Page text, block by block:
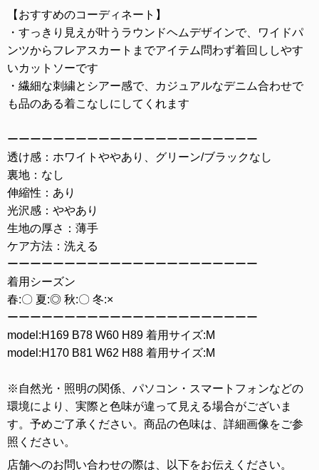
【おすすめのコーディネート】
・すっきり見えが叶うラウンドヘムデザインで、ワイドパ
ンツからフレアスカートまでアイテム問わず着回ししやす
いカットソーです
・繊細な刺繍とシアー感で、カジュアルなデニム合わせで
も品のある着こなしにしてくれます
ーーーーーーーーーーーーーーーーーーーーーー
透け感：ホワイトややあり、グリーン/ブラックなし
裏地：なし
伸縮性：あり
光沢感：ややあり
生地の厚さ：薄手
ケア方法：洗える
ーーーーーーーーーーーーーーーーーーーーーー
着用シーズン
春:〇 夏:◎ 秋:〇 冬:×
ーーーーーーーーーーーーーーーーーーーーーー
model:H169 B78 W60 H89 着用サイズ:M
model:H170 B81 W62 H88 着用サイズ:M
※自然光・照明の関係、パソコン・スマートフォンなどの
環境により、実際と色味が違って見える場合がございま
す。予めご了承ください。商品の色味は、詳細画像をご参
照ください。
店舗へのお問い合わせの際は、以下をお伝えください。